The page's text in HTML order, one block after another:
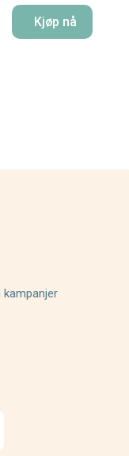
Kjøp nå
kampanjer